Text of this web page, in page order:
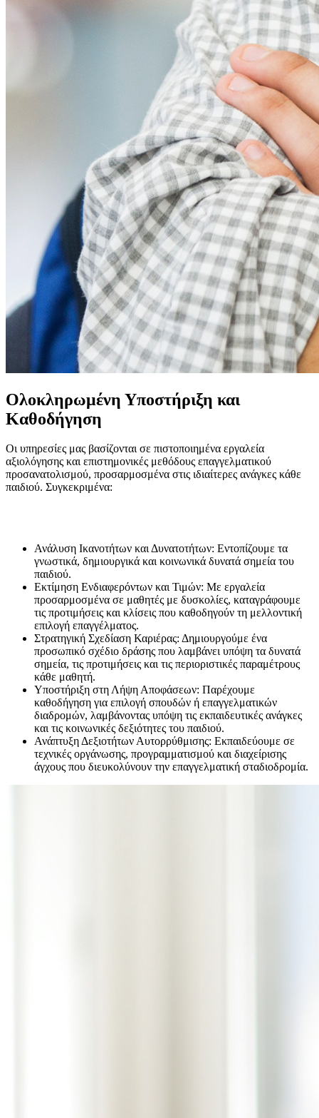
Ολοκληρωμένη Υποστήριξη και
Καθοδήγηση
Οι υπηρεσίες μας βασίζονται σε πιστοποιημένα εργαλεία
αξιολόγησης και επιστημονικές μεθόδους επαγγελματικού
προσανατολισμού, προσαρμοσμένα στις ιδιαίτερες ανάγκες κάθε
παιδιού. Συγκεκριμένα:
Ανάλυση Ικανοτήτων και Δυνατοτήτων: Εντοπίζουμε τα
γνωστικά, δημιουργικά και κοινωνικά δυνατά σημεία του
παιδιού.
Εκτίμηση Ενδιαφερόντων και Τιμών: Με εργαλεία
προσαρμοσμένα σε μαθητές με δυσκολίες, καταγράφουμε
τις προτιμήσεις και κλίσεις που καθοδηγούν τη μελλοντική
επιλογή επαγγέλματος.
Στρατηγική Σχεδίαση Καριέρας: Δημιουργούμε ένα
προσωπικό σχέδιο δράσης που λαμβάνει υπόψη τα δυνατά
σημεία, τις προτιμήσεις και τις περιοριστικές παραμέτρους
κάθε μαθητή.
Υποστήριξη στη Λήψη Αποφάσεων: Παρέχουμε
καθοδήγηση για επιλογή σπουδών ή επαγγελματικών
διαδρομών, λαμβάνοντας υπόψη τις εκπαιδευτικές ανάγκες
και τις κοινωνικές δεξιότητες του παιδιού.
Ανάπτυξη Δεξιοτήτων Αυτορρύθμισης: Εκπαιδεύουμε σε
τεχνικές οργάνωσης, προγραμματισμού και διαχείρισης
άγχους που διευκολύνουν την επαγγελματική σταδιοδρομία.